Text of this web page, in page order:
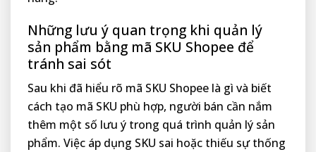
Những lưu ý quan trọng khi quản lý
sản phẩm bằng mã SKU Shopee để
tránh sai sót
Sau khi đã hiểu rõ mã SKU Shopee là gì và biết
cách tạo mã SKU phù hợp, người bán cần nắm
thêm một số lưu ý trong quá trình quản lý sản
phẩm. Việc áp dụng SKU sai hoặc thiếu sự thống